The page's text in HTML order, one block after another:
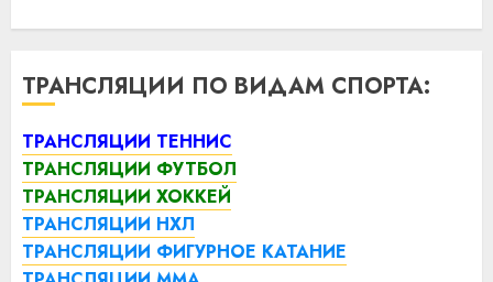
ТРАНСЛЯЦИИ ПО ВИДАМ СПОРТА:
ТРАНСЛЯЦИИ ТЕННИС
ТРАНСЛЯЦИИ ФУТБОЛ
ТРАНСЛЯЦИИ ХОККЕЙ
ТРАНСЛЯЦИИ НХЛ
ТРАНСЛЯЦИИ ФИГУРНОЕ КАТАНИЕ